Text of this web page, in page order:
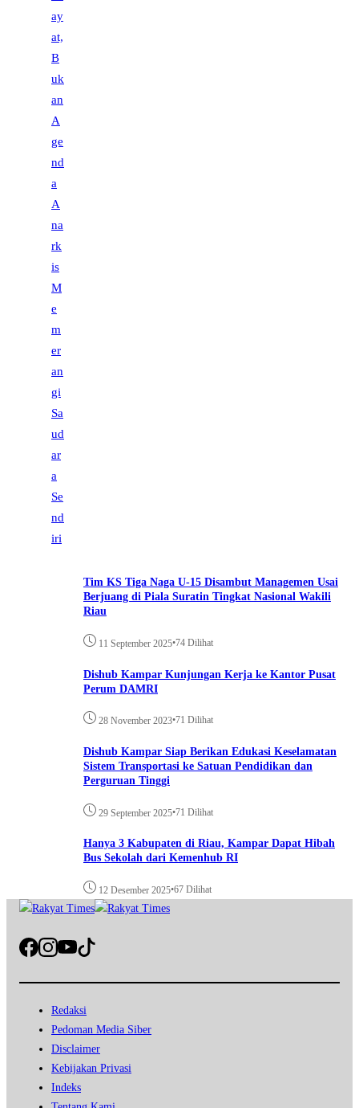
Tim KS Tiga Naga U-15 Disambut Managemen Usai
Berjuang di Piala Suratin Tingkat Nasional Wakili
Riau
11 September 2025•74 Dilihat
Dishub Kampar Kunjungan Kerja ke Kantor Pusat
Perum DAMRI
28 November 2023•71 Dilihat
Dishub Kampar Siap Berikan Edukasi Keselamatan
Sistem Transportasi ke Satuan Pendidikan dan
Perguruan Tinggi
29 September 2025•71 Dilihat
Hanya 3 Kabupaten di Riau, Kampar Dapat Hibah
Bus Sekolah dari Kemenhub RI
12 Desember 2025•67 Dilihat
Redaksi
Pedoman Media Siber
Disclaimer
Kebijakan Privasi
Indeks